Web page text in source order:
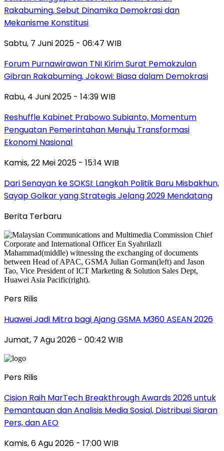
Rakabuming, Sebut Dinamika Demokrasi dan
Mekanisme Konstitusi
Sabtu, 7 Juni 2025 - 06:47 WIB
Forum Purnawirawan TNI Kirim Surat Pemakzulan
Gibran Rakabuming, Jokowi: Biasa dalam Demokrasi
Rabu, 4 Juni 2025 - 14:39 WIB
Reshuffle Kabinet Prabowo Subianto, Momentum
Penguatan Pemerintahan Menuju Transformasi
Ekonomi Nasional
Kamis, 22 Mei 2025 - 15:14 WIB
Dari Senayan ke SOKSI: Langkah Politik Baru Misbakhun,
Sayap Golkar yang Strategis Jelang 2029 Mendatang
Berita Terbaru
Pers Rilis
Huawei Jadi Mitra bagi Ajang GSMA M360 ASEAN 2026
Jumat, 7 Agu 2026 - 00:42 WIB
Pers Rilis
Cision Raih MarTech Breakthrough Awards 2026 untuk
Pemantauan dan Analisis Media Sosial, Distribusi Siaran
Pers, dan AEO
Kamis, 6 Agu 2026 - 17:00 WIB